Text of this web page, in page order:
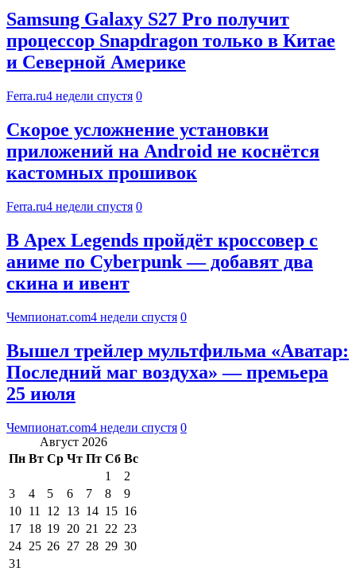
Samsung Galaxy S27 Pro получит
процессор Snapdragon только в Китае
и Северной Америке
Ferra.ru4 недели спустя 0
Скорое усложнение установки
приложений на Android не коснётся
кастомных прошивок
Ferra.ru4 недели спустя 0
В Apex Legends пройдёт кроссовер с
аниме по Cyberpunk — добавят два
скина и ивент
Чемпионат.com4 недели спустя 0
Вышел трейлер мультфильма «Аватар:
Последний маг воздуха» — премьера
25 июля
Чемпионат.com4 недели спустя 0
Август 2026
Пн Вт Ср Чт Пт Сб Вс
1
2
3
4 5 6 7 8
9
10 11 12 13 14 15 16
17 18 19 20 21 22 23
24 25 26 27 28 29 30
31